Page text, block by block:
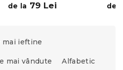
de la 79 Lei de
mai ieftine
mai vândute Alfabetic